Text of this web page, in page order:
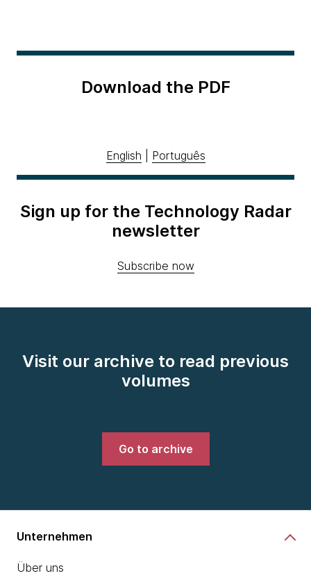
Download the PDF
English Português
Sign up for the Technology Radar
newsletter
Subscribe now
Visit our archive to read previous
volumes
Go to archive
Unternehmen
Über uns